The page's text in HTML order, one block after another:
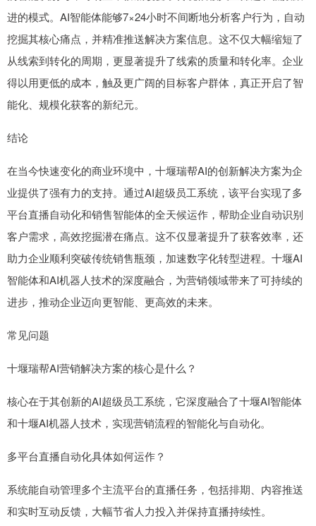
进的模式。AI智能体能够7×24小时不间断地分析客户行为，自动
挖掘其核心痛点，并精准推送解决方案信息。这不仅大幅缩短了
从线索到转化的周期，更显著提升了线索的质量和转化率。企业
得以用更低的成本，触及更广阔的目标客户群体，真正开启了智
能化、规模化获客的新纪元。
结论
在当今快速变化的商业环境中，十堰瑞帮AI的创新解决方案为企
业提供了强有力的支持。通过AI超级员工系统，该平台实现了多
平台直播自动化和销售智能体的全天候运作，帮助企业自动识别
客户需求，高效挖掘潜在痛点。这不仅显著提升了获客效率，还
助力企业顺利突破传统销售瓶颈，加速数字化转型进程。十堰AI
智能体和AI机器人技术的深度融合，为营销领域带来了可持续的
进步，推动企业迈向更智能、更高效的未来。
常见问题
十堰瑞帮AI营销解决方案的核心是什么？
核心在于其创新的AI超级员工系统，它深度融合了十堰AI智能体
和十堰AI机器人技术，实现营销流程的智能化与自动化。
多平台直播自动化具体如何运作？
系统能自动管理多个主流平台的直播任务，包括排期、内容推送
和实时互动反馈，大幅节省人力投入并保持直播持续性。